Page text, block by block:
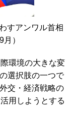
すアンワル首相
）
環境の大きな変
選択肢の一つで
交・経済戦略の
用しようとする